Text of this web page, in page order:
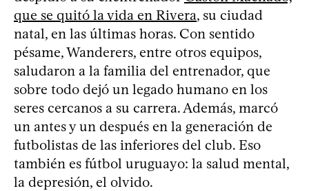
que se quitó la vida en Rivera, su ciudad
natal, en las últimas horas. Con sentido
pésame, Wanderers, entre otros equipos,
saludaron a la familia del entrenador, que
sobre todo dejó un legado humano en los
seres cercanos a su carrera. Además, marcó
un antes y un después en la generación de
futbolistas de las inferiores del club. Eso
también es fútbol uruguayo: la salud mental,
la depresión, el olvido.